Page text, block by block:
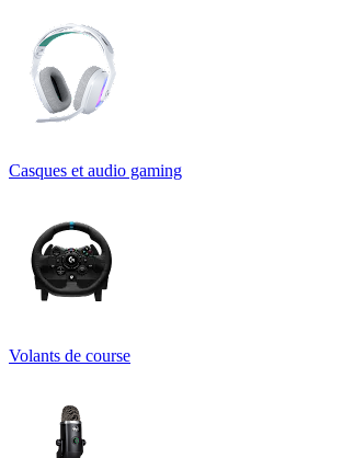
Casques et audio gaming
Volants de course